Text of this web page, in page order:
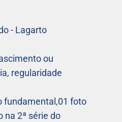
- Lagarto
ou
regularidade
fundamental,01 foto
na 2ª série do